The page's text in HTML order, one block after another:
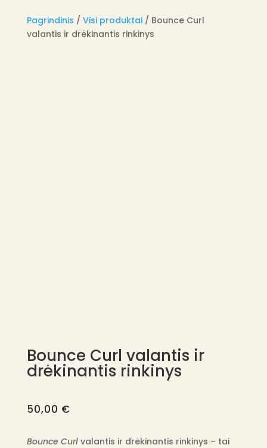
Pagrindinis / Visi produktai/ Bounce Curl
valantis ir drėkinantis rinkinys
Bounce Curl valantis ir
drėkinantis rinkinys
50,00 €
Bounce Curlvalantis ir drėkinantis rinkinys – tai